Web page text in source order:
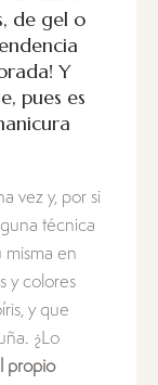
de gel o
Y
pues es
vez y, por si
técnica
misma en
y colores
y que
¿Lo
propio